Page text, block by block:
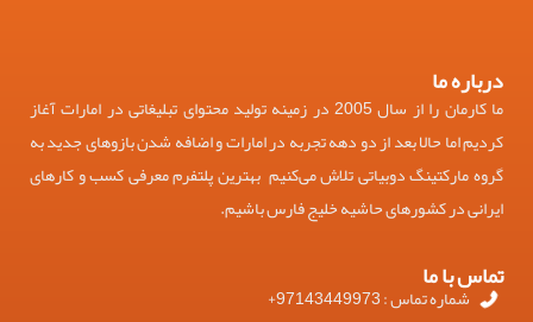
درباره ما
ما کارمان را از سال 2005 در زمینه تولید محتوای تبلیغاتی در امارات آغاز
کردیم اما حالا بعد از دو دهه تجربه در امارات و اضافه شدن بازوهای جدید به
گروه مارکتینگ دوبیاتی تلاش می‌کنیم بهترین پلتفرم معرفی کسب و کارهای
ایرانی در کشورهای حاشیه خلیج فارس باشیم.
تماس با ما
شماره تماس : 97143449973+